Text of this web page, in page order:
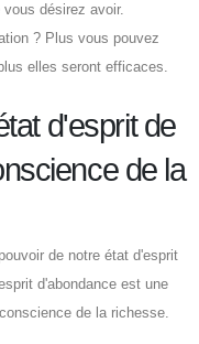
désirez avoir.
? Plus vous pouvez
elles seront efficaces.
d'esprit de
de la
de notre état d'esprit
d'abondance est une
de la richesse.